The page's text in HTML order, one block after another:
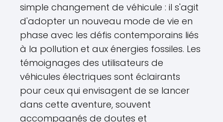
simple changement de véhicule : il s'agit
d'adopter un nouveau mode de vie en
phase avec les défis contemporains liés
à la pollution et aux énergies fossiles. Les
témoignages des utilisateurs de
véhicules électriques sont éclairants
pour ceux qui envisagent de se lancer
dans cette aventure, souvent
accompagnés de doutes et